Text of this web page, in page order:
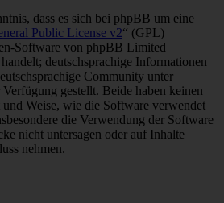
dass es sich bei phpBB um eine
Public License v2“ (GPL)
Software von phpBB Limited
deutschsprachige Informationen
Community unter
gestellt. Beide haben keinen
Weise, wie die Software verwendet
die Verwendung der Software
nicht untersagen oder auf Inhalte
nehmen.